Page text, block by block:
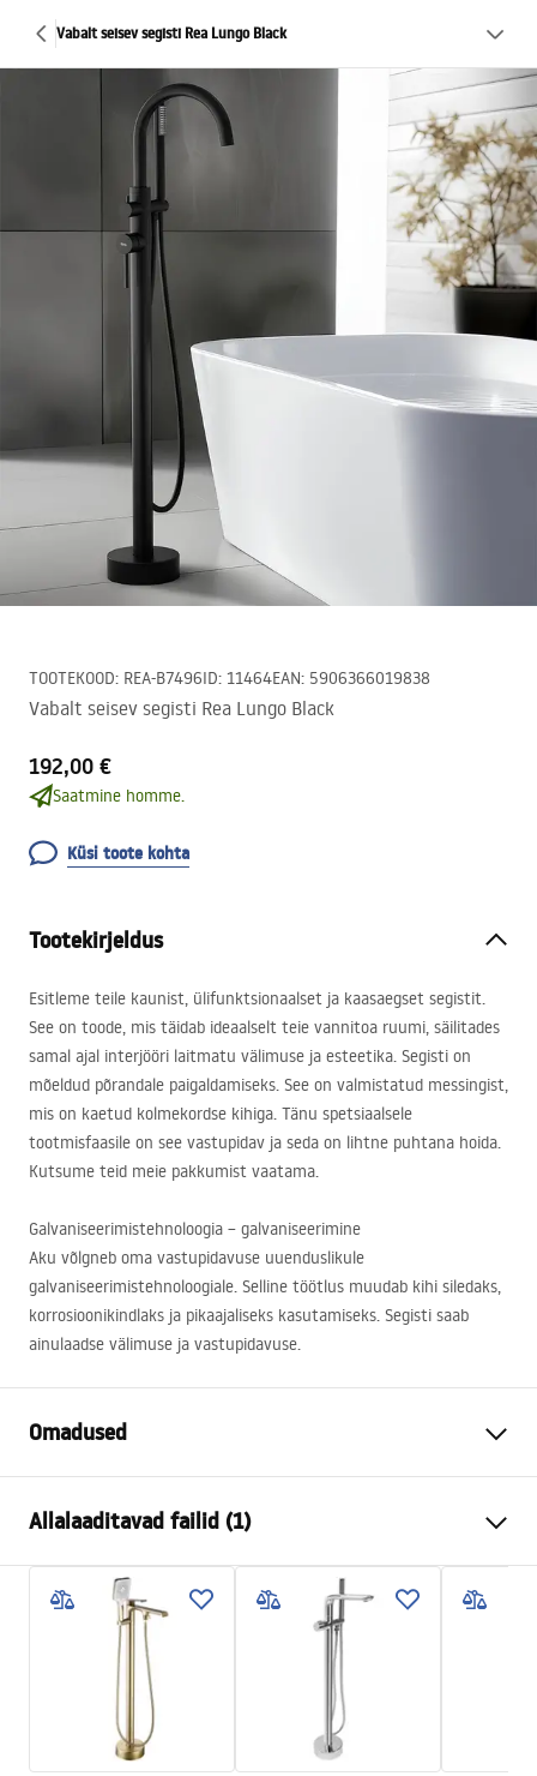
Vabalt seisev segisti Rea Lungo Black
TOOTEKOOD: REA-B7496ID: 11464EAN: 5906366019838
Vabalt seisev segisti Rea Lungo Black
192,00 €
Saatmine homme.
Küsi toote kohta
Tootekirjeldus
Esitleme teile kaunist, ülifunktsionaalset ja kaasaegset segistit.
See on toode, mis täidab ideaalselt teie vannitoa ruumi, säilitades
samal ajal interjööri laitmatu välimuse ja esteetika. Segisti on
mõeldud põrandale paigaldamiseks. See on valmistatud messingist,
mis on kaetud kolmekordse kihiga. Tänu spetsiaalsele
tootmisfaasile on see vastupidav ja seda on lihtne puhtana hoida.
Kutsume teid meie pakkumist vaatama.
Galvaniseerimistehnoloogia – galvaniseerimine
Aku võlgneb oma vastupidavuse uuenduslikule
galvaniseerimistehnoloogiale. Selline töötlus muudab kihi siledaks,
korrosioonikindlaks ja pikaajaliseks kasutamiseks. Segisti saab
ainulaadse välimuse ja vastupidavuse.
Omadused
Paigaldusviis
Värv
Must
Vooliku tüüp
Liigutatav
Roostevaba teras, Messing
Väljalaskeava ulatus
mm
mm
Kattetehnoloogia
Electroplating
Allalaaditavad failid (1)
Garantiitingimused
Warranty_Terms_and_Conditions_Faucets_-_5.pdf